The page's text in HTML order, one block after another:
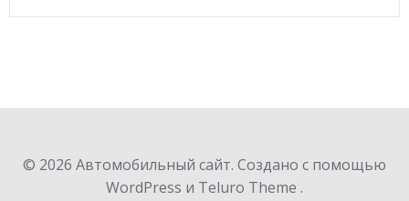
© 2026 Автомобильный сайт. Создано с помощью
WordPress и Teluro Theme .